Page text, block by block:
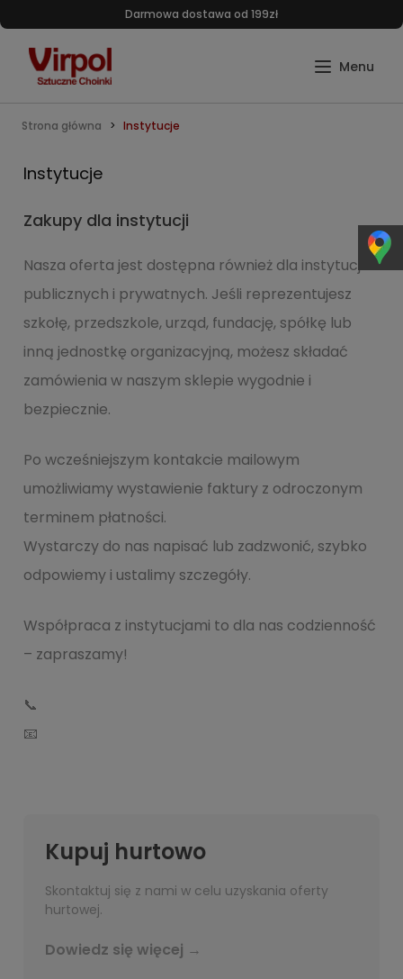
Darmowa dostawa od 199zł
Strona główna Instytucje
Instytucje
Zakupy dla instytucji
Nasza oferta jest dostępna również dla instytucji
publicznych i prywatnych. Jeśli reprezentujesz
szkołę, przedszkole, urząd, fundację, spółkę lub
inną jednostkę organizacyjną, możesz składać
zamówienia w naszym sklepie wygodnie i
bezpiecznie.
Po wcześniejszym kontakcie mailowym
umożliwiamy wystawienie faktury z odroczonym
terminem płatności.
Wystarczy do nas napisać lub zadzwonić, szybko
odpowiemy i ustalimy szczegóły.
Współpraca z instytucjami to dla nas codzienność
– zapraszamy!
📞
📧
Kupuj hurtowo
Skontaktuj się z nami w celu uzyskania oferty
hurtowej.
Dowiedz się więcej →